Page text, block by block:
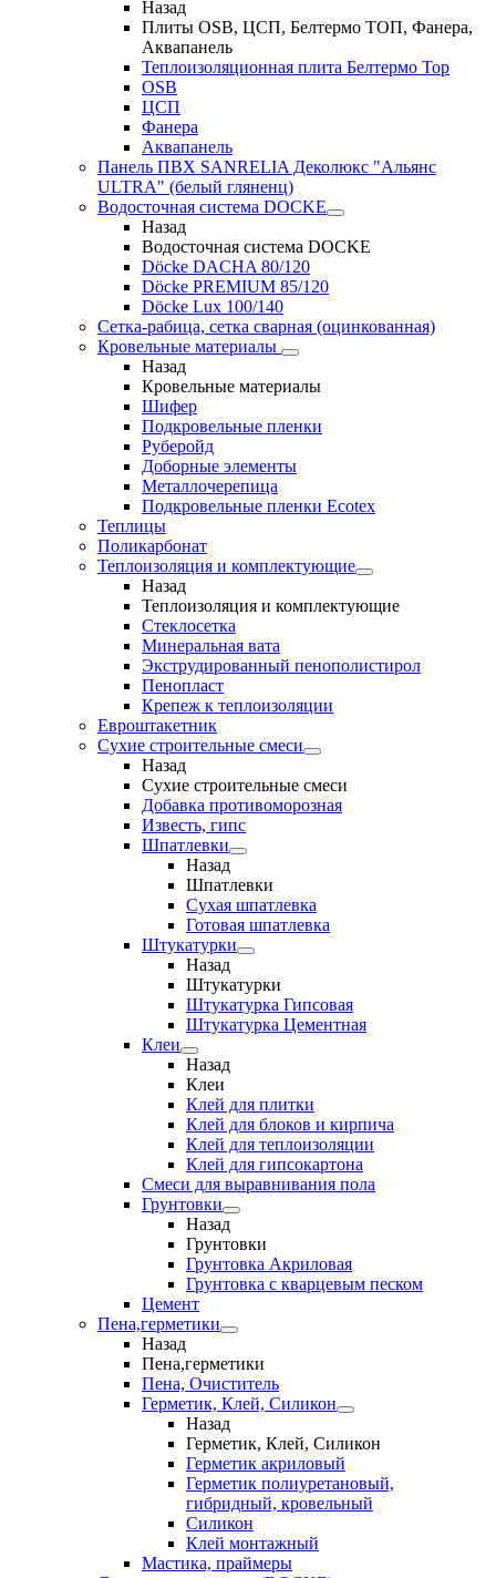
Назад
Плиты OSB, ЦСП, Белтермо ТОП, Фанера,
Аквапанель
Теплоизоляционная плита Белтермо Top
OSB
ЦСП
Фанера
Аквапанель
Панель ПВХ SANRELIA Деколюкс "Альянс
ULTRA" (белый гляненц)
Водосточная система DOCKE
Назад
Водосточная система DOCKE
Döсkе DACHA 80/120
Döcke PREMIUM 85/120
Döсkе Luх 100/140
Сетка-рабица, сетка сварная (оцинкованная)
Кровельные материалы
Назад
Кровельные материалы
Шифер
Подкровельные пленки
Руберойд
Доборные элементы
Металлочерепица
Подкровельные пленки Ecotex
Теплицы
Поликарбонат
Теплоизоляция и комплектующие
Назад
Теплоизоляция и комплектующие
Стеклосетка
Минеральная вата
Экструдированный пенополистирол
Пенопласт
Крепеж к теплоизоляции
Евроштакетник
Сухие строительные смеси
Назад
Сухие строительные смеси
Добавка противоморозная
Известь, гипс
Шпатлевки
Назад
Шпатлевки
Сухая шпатлевка
Готовая шпатлевка
Штукатурки
Назад
Штукатурки
Штукатурка Гипсовая
Штукатурка Цементная
Клеи
Назад
Клеи
Клей для плитки
Клей для блоков и кирпича
Клей для теплоизоляции
Клей для гипсокартона
Смеси для выравнивания пола
Грунтовки
Назад
Грунтовки
Грунтовка Акриловая
Грунтовка с кварцевым песком
Цемент
Пена,герметики
Назад
Пена,герметики
Пена, Очиститель
Герметик, Клей, Силикон
Назад
Герметик, Клей, Силикон
Герметик акриловый
Герметик полиуретановый,
гибридный, кровельный
Силикон
Клей монтажный
Мастика, праймеры